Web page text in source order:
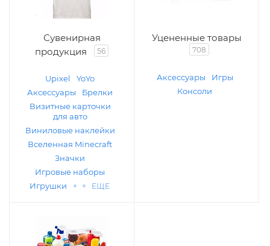
Сувенирная
продукция
56
Upixel
YoYo
Аксессуары
Брелки
Визитные карточки
для авто
Виниловые наклейки
Вселенная Minecraft
Значки
Игровые наборы
Игрушки
+ + ЕЩЕ
Уцененные товары
708
Аксессуары
Игры
Консоли